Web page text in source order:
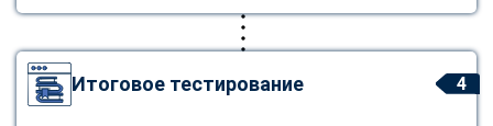
4
Итоговое тестирование
online
Мессенджеры
Свяжитесь с нами через любой удобный мессенджер!